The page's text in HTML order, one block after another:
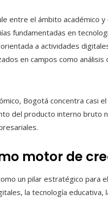
entre el ámbito académico
fundamentadas en
a actividades
en campos como
Bogotá concentra casi
del producto interno bruto
motor de
un pilar estratégico
la tecnología